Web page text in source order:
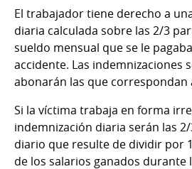
El trabajador tiene derecho a
diaria calculada sobre las 2/3
sueldo mensual que se le
accidente. Las indemnizaciones
abonarán las que correspondan
Si la víctima trabaja en forma
indemnización diaria serán las
diario que resulte de dividir por
de los salarios ganados durante